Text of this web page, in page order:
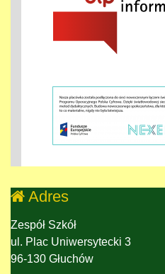
Adres
Zespół Szkół
ul. Plac Uniwersytecki 3
96-130 Głuchów